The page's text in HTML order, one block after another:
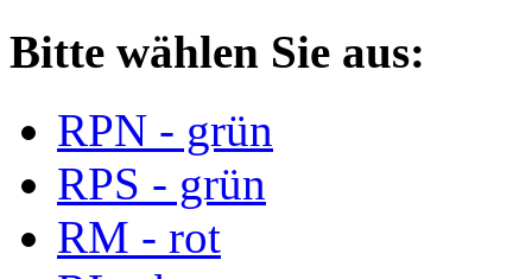
Bitte wählen Sie aus:
RPN - grün
RPS - grün
RM - rot